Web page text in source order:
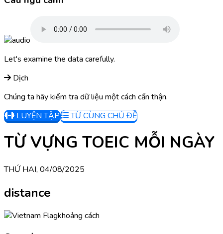
Let's examine the data carefully.
Dịch
Chúng ta hãy kiểm tra dữ liệu một cách cẩn thận.
LUYỆN TẬP
TỪ CÙNG CHỦ ĐỀ
TỪ VỰNG TOEIC MỖI NGÀY
THỨ HAI, 04/08/2025
distance
khoảng cách